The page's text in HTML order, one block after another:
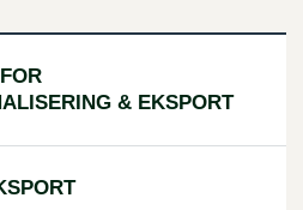
& EKSPORT